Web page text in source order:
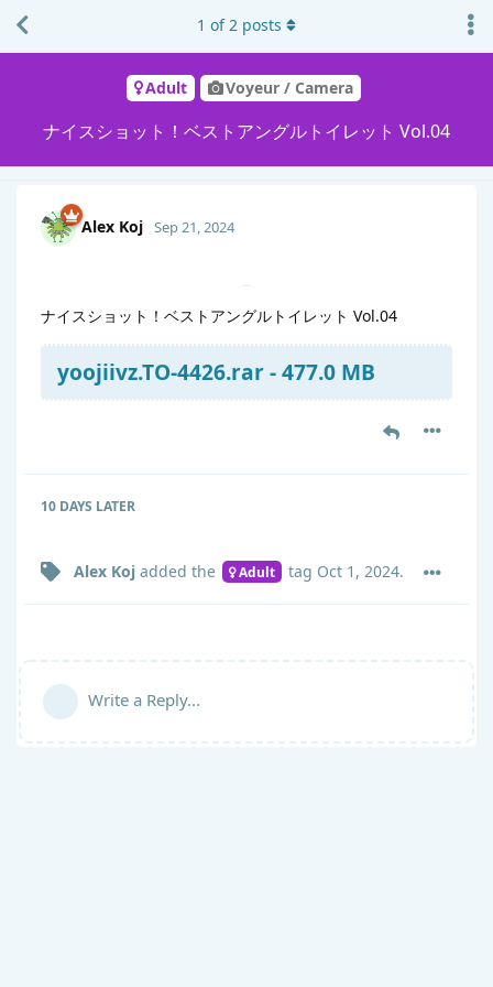
Adult Voyeur / Camera
ナイスショット！ベストアングルトイレット Vol.04
1 of2 posts
Alex Koj Sep 21, 2024
ナイスショット！ベストアングルトイレット Vol.04
yoojiivz.TO-4426.rar - 477.0 MB
10 DAYS LATER
Alex Koj added the Adult tag Oct 1, 2024.
Write a Reply...